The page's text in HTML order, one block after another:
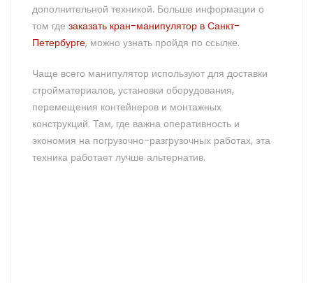
дополнительной техникой. Больше информации о
том где заказать кран-манипулятор в Санкт-
Петербурге, можно узнать пройдя по ссылке.
Чаще всего манипулятор используют для доставки
стройматериалов, установки оборудования,
перемещения контейнеров и монтажных
конструкций. Там, где важна оперативность и
экономия на погрузочно-разгрузочных работах, эта
техника работает лучше альтернатив.